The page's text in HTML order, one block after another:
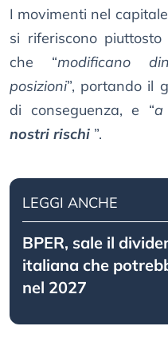
I movimenti nel
si riferiscono
che “modificano
posizioni”, portando il
di conseguenza, e “
nostri rischi ”.
LEGGI ANCHE
BPER, sale il
italiana che
nel 2027